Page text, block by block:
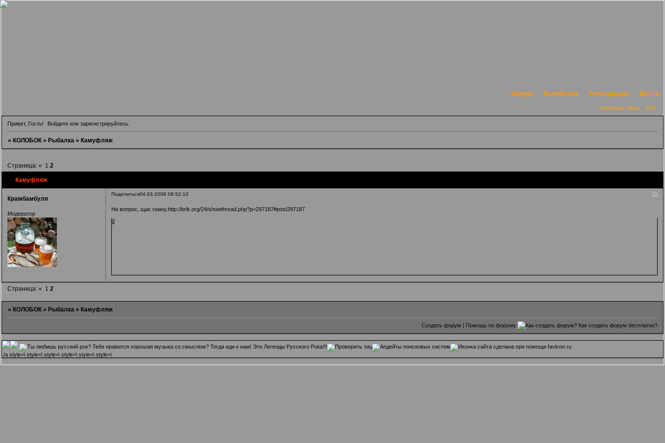
Форум Колобчане Регистрация Войти
Активные темы RSS
Привет, Гость! Войдите илизарегистрируйтесь
» КОЛОБОК » Рыбалка » Камуфляж
Камуфляж
Страница: « 1 2
Поделиться 11
04.03.2009 08:52:10
Крамбамбуля
Модератор
Не вопрос, щас скину.http://brik.org/24/showthread.php?p=297187#post297187
0
Страница: « 1 2
» КОЛОБОК » Рыбалка » Камуфляж
Создать форум | Помощь по форуму
./a style=\ style=\ style=\ style=\ style=\ style=\